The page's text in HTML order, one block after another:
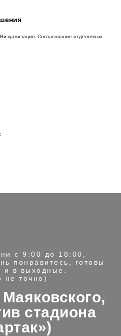
Согласование отделочных
с 9:00 до 18:00,
понравитесь, готовы
и в выходные.
не точно)
стадиона